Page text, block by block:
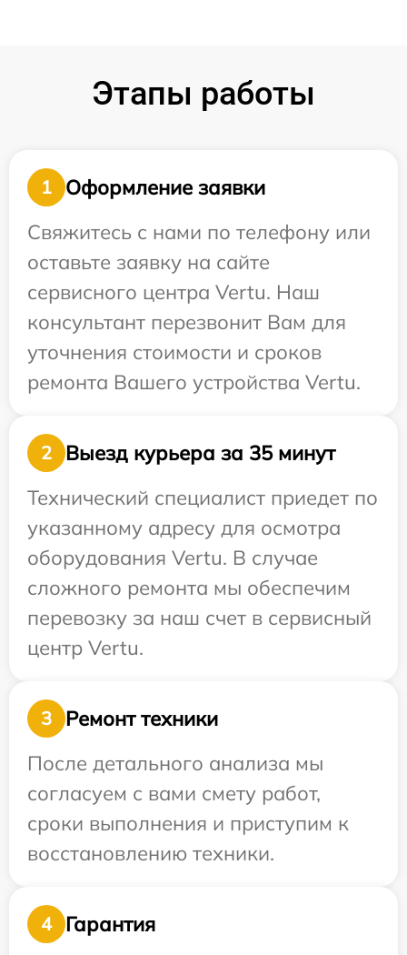
Этапы работы
1
Оформление заявки
Свяжитесь с нами по телефону или
оставьте заявку на сайте
сервисного центра Vertu. Наш
консультант перезвонит Вам для
уточнения стоимости и сроков
ремонта Вашего устройства Vertu.
2
Выезд курьера за 35 минут
Технический специалист приедет по
указанному адресу для осмотра
оборудования Vertu. В случае
сложного ремонта мы обеспечим
перевозку за наш счет в сервисный
центр Vertu.
3
Ремонт техники
После детального анализа мы
согласуем с вами смету работ,
сроки выполнения и приступим к
восстановлению техники.
4 Гарантия